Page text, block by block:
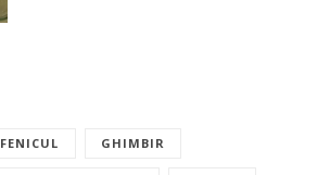
FENICUL GHIMBIR